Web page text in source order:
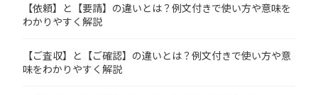
【依頼】と【要請】の違いとは？例文付きで使い方や意味を
わかりやすく解説
【ご査収】と【ご確認】の違いとは？例文付きで使い方や意
味をわかりやすく解説